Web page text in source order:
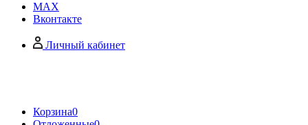
MAX
Вконтакте
Личный кабинет
Корзина0